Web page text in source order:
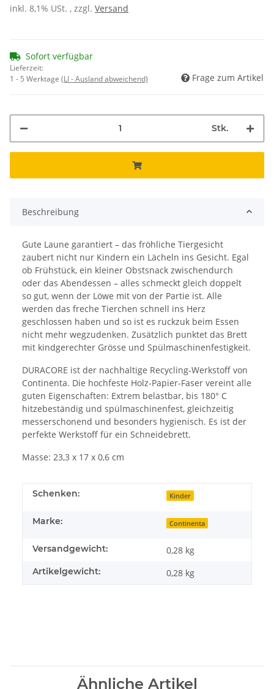
inkl. 8,1% USt. , zzgl. Versand
Sofort verfügbar
Lieferzeit:
1 - 5 Werktage (LI - Ausland abweichend) Frage zum Artikel
Stk.
Beschreibung
Gute Laune garantiert – das fröhliche Tiergesicht
zaubert nicht nur Kindern ein Lächeln ins Gesicht. Egal
ob Frühstück, ein kleiner Obstsnack zwischendurch
oder das Abendessen – alles schmeckt gleich doppelt
so gut, wenn der Löwe mit von der Partie ist. Alle
werden das freche Tierchen schnell ins Herz
geschlossen haben und so ist es ruckzuk beim Essen
nicht mehr wegzudenken. Zusätzlich punktet das Brett
mit kindgerechter Grösse und Spülmaschinenfestigkeit.
DURACORE ist der nachhaltige Recycling-Werkstoff von
Continenta. Die hochfeste Holz-Papier-Faser vereint alle
guten Eigenschaften: Extrem belastbar, bis 180° C
hitzebeständig und spülmaschinenfest, gleichzeitig
messerschonend und besonders hygienisch. Es ist der
perfekte Werkstoff für ein Schneidebrett.
Masse: 23,3 x 17 x 0,6 cm
Schenken: Kinder
Marke: Continenta
Versandgewicht: 0,28 kg
Artikelgewicht: 0,28 kg
Ähnliche Artikel